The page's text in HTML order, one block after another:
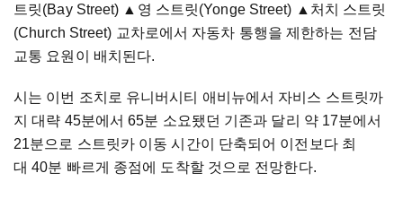
트릿(Bay Street) ▲영 스트릿(Yonge Street) ▲처치 스트릿
(Church Street) 교차로에서 자동차 통행을 제한하는 전담
교통 요원이 배치된다.
시는 이번 조치로 유니버시티 애비뉴에서 자비스 스트릿까
지 대략 45분에서 65분 소요됐던 기존과 달리 약 17분에서
21분으로 스트릿카 이동 시간이 단축되어 이전보다 최
대 40분 빠르게 종점에 도착할 것으로 전망한다.